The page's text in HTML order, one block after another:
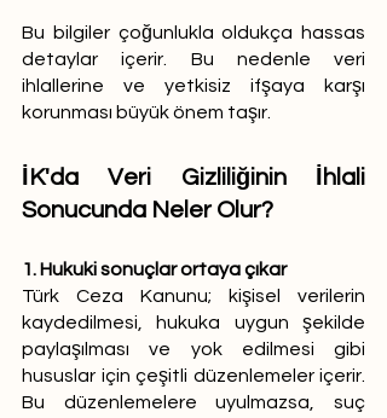
Bu bilgiler çoğunlukla oldukça hassas
detaylar içerir. Bu nedenle veri
ihlallerine ve yetkisiz ifşaya karşı
korunması büyük önem taşır.
İK'da Veri Gizliliğinin İhlali
Sonucunda Neler Olur?
1. Hukuki sonuçlar ortaya çıkar
Türk Ceza Kanunu; kişisel verilerin
kaydedilmesi, hukuka uygun şekilde
paylaşılması ve yok edilmesi gibi
hususlar için çeşitli düzenlemeler içerir.
Bu düzenlemelere uyulmazsa, suç